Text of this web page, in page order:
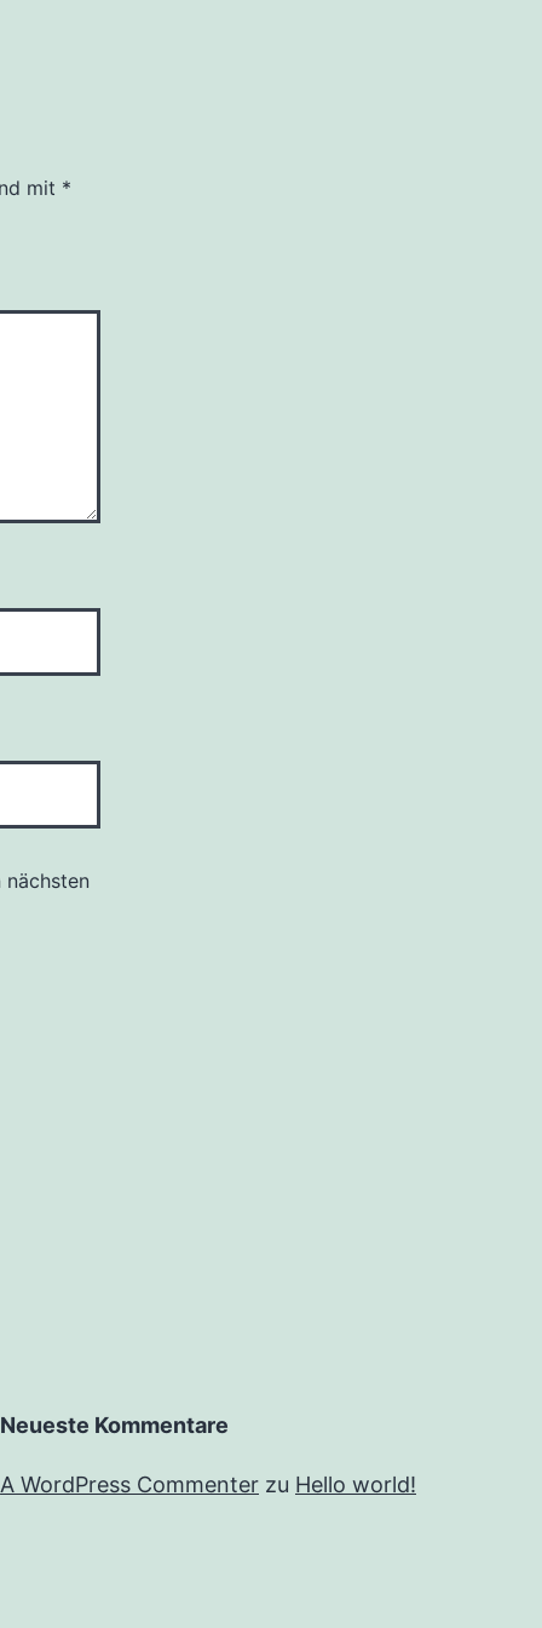
mit *
nächsten
Neueste Kommentare
A WordPress Commenter zu Hello world!